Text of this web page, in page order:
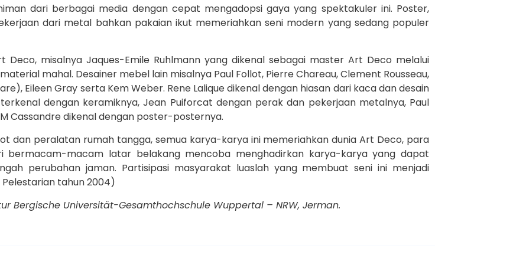
dari berbagai media dengan cepat mengadopsi gaya yang spektakuler ini. Poster,
dari metal bahkan pakaian ikut memeriahkan seni modern yang sedang populer
misalnya Jaques-Emile Ruhlmann yang dikenal sebagai master Art Deco melalui
mahal. Desainer mebel lain misalnya Paul Follot, Pierre Chareau, Clement Rousseau,
Eileen Gray serta Kem Weber. Rene Lalique dikenal dengan hiasan dari kaca dan desain
dengan keramiknya, Jean Puiforcat dengan perak dan pekerjaan metalnya, Paul
Cassandre dikenal dengan poster-posternya.
dan peralatan rumah tangga, semua karya-karya ini memeriahkan dunia Art Deco, para
bermacam-macam latar belakang mencoba menghadirkan karya-karya yang dapat
perubahan jaman. Partisipasi masyarakat luaslah yang membuat seni ini menjadi
tahun 2004)
Bergische Universität-Gesamthochschule Wuppertal – NRW, Jerman.